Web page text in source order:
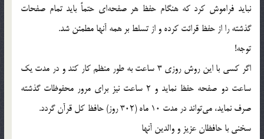
نبايد فراموش كرد كه هنگام حفظ هر صفحه‌اي حتماً بايد تمام صفحات
گذشته را از حفظ قرائت كرده و از تسلط بر همه آنها مطمئن شد.
توجه!
اگر كسي با اين روش روزي 3 ساعت به طور منظم كار كند و در مدت يك
ساعت دو صفحه حفظ نمايد و 2 ساعت نيز براي مرور محفوظات گذشته
صرف نمايد، مي‌تواند در مدت 10 ماه (302 روز) حافظ كل قرآن گردد.
سخني با حافظان عزيز و والدين آنها